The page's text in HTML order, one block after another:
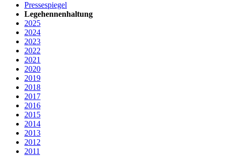
Pressespiegel
Legehennenhaltung
2025
2024
2023
2022
2021
2020
2019
2018
2017
2016
2015
2014
2013
2012
2011